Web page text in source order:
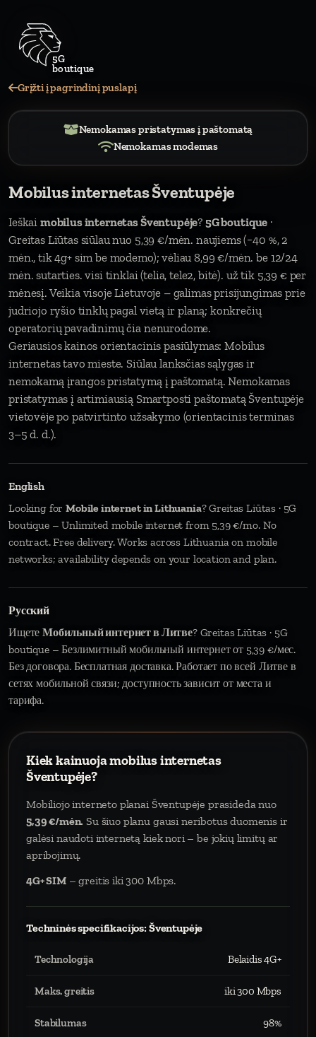
5G
b
Grįžti į pagrindinį puslapį
Nemokamas pristatymas į paštomatą
Nemokamas modemas
Mobilus internetas Šventupėje
Ieškai mobilus internetas Šventupėje? 5G boutique ·
Greitas Liūtas siūlau nuo 5,39 €/mėn. naujiems (−40 %, 2
mėn., tik 4g+ sim be modemo); vėliau 8,99 €/mėn. be 12/24
mėn. sutarties. visi tinklai (telia, tele2, bitė). už tik 5,39 € per
mėnesį. Veikia visoje Lietuvoje – galimas prisijungimas prie
judriojo ryšio tinklų pagal vietą ir planą; konkrečių
operatorių pavadinimų čia nenurodome.
Geriausios kainos orientacinis pasiūlymas: Mobilus
internetas tavo mieste. Siūlau lanksčias sąlygas ir
nemokamą įrangos pristatymą į paštomatą. Nemokamas
pristatymas į artimiausią Smartposti paštomatą Šventupėje
vietovėje po patvirtinto užsakymo (orientacinis terminas
3–5 d. d.).
English
Looking forMobile internet in Lithuania? Greitas Liūtas · 5G
boutique – Unlimited mobile internet from 5,39 €/mo. No
contract. Free delivery. Works across Lithuania on mobile
networks; availability depends on your location and plan.
Русский
ИщетеМобильный интернет в Литве? Greitas Liūtas · 5G
boutique – Безлимитный мобильный интернет от 5,39 €/мес.
Без договора. Бесплатная доставка. Работает по всей Литве в
сетях мобильной связи; доступность зависит от места и
тарифа.
Kiek kainuoja mobilus internetas
Šventupėje?
Mobiliojo interneto planai Šventupėje prasideda nuo
5,39 €/mėn. Su šiuo planu gausi neribotus duomenis ir
galėsi naudoti internetą kiek nori – be jokių limitų ar
apribojimų.
4G+ SIM– greitis iki 300 Mbps.
Techninės specifikacijos: Šventupėje
Technologija Belaidis 4G+
Maks. greitis iki 300 Mbps
Stabilumas 98%